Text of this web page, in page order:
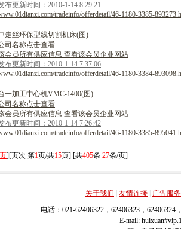
布更新时间：2010-1-14 8:29:21
tradeinfo/offerdetail/46-1180-3385-
走丝环保型线切割机床(图)
司名称点击查看
会员所有供应信息 查看该会员企业网站
布更新时间：2010-1-14 7:37:06
tradeinfo/offerdetail/46-1180-3384-
一加工中心机VMC-1400(图)
司名称点击查看
会员所有供应信息 查看该会员企业网站
布更新时间：2010-1-14 7:26:42
tradeinfo/offerdetail/46-1180-3385-
][页次 第1页/共15页] [共405条 27条/页]
关于我们 友情连接
广告服务
电话：021-62406322，62406323，
E-mail: